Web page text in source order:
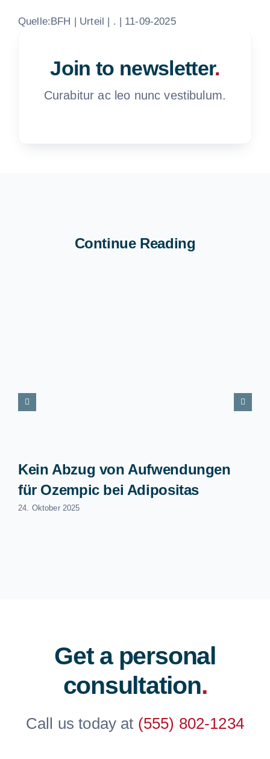
Quelle:BFH | Urteil | . | 11-09-2025
Join to newsletter.
Curabitur ac leo nunc vestibulum.
Continue Reading
Kein Abzug von Aufwendungen
für Ozempic bei Adipositas
24. Oktober 2025
Get a personal
consultation.
Call us today at (555) 802-1234